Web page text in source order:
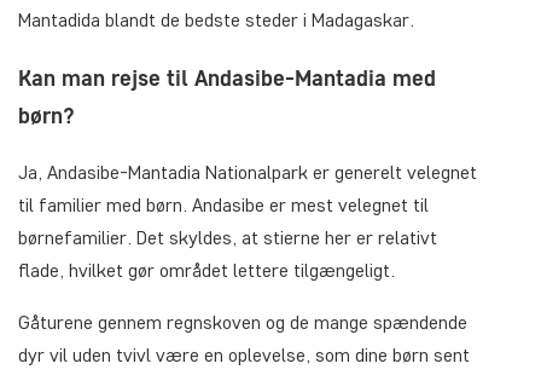
Mantadida blandt de bedste steder i Madagaskar.
Kan man rejse til Andasibe-Mantadia med
børn?
Ja, Andasibe-Mantadia Nationalpark er generelt velegnet
til familier med børn. Andasibe er mest velegnet til
børnefamilier. Det skyldes, at stierne her er relativt
flade, hvilket gør området lettere tilgængeligt.
Gåturene gennem regnskoven og de mange spændende
dyr vil uden tvivl være en oplevelse, som dine børn sent